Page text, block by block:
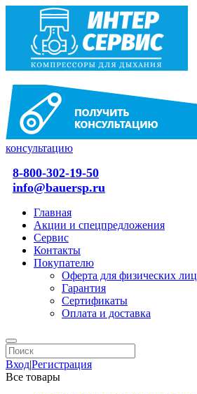
консультацию
8-800-302-19-50
info@bauersp.ru
Главная
Акции и спецпредложения
Сервис
Контакты
Покупателю
Оферта для физических лиц
Гарантия
Сертификаты
Оплата и доставка
Вход|Регистрация
Все товары